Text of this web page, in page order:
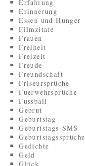
Erfahrung
Erinnerung
Essen und Hunger
Filmzitate
Frauen
Freiheit
Freizeit
Freude
Freundschaft
Friseursprüche
Fuerwehrsprüche
Fussball
Gebrut
Geburtstag
Geburtstags-SMS
Geburtstagssprüche
Gedichte
Geld
Glück